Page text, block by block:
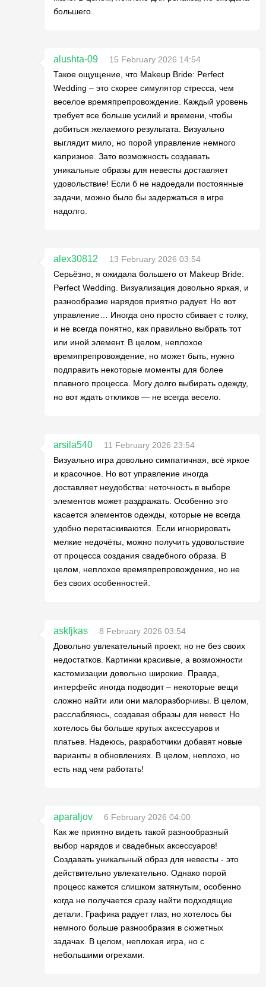
большего.
alushta-09
15 February 2026 14:54
Такое ощущение, что Makeup Bride: Perfect
Wedding – это скорее симулятор стресса, чем
веселое времяпрепровождение. Каждый уровень
требует все больше усилий и времени, чтобы
добиться желаемого результата. Визуально
выглядит мило, но порой управление немного
капризное. Зато возможность создавать
уникальные образы для невесты доставляет
удовольствие! Если б не надоедали постоянные
задачи, можно было бы задержаться в игре
надолго.
alex30812
13 February 2026 03:54
Серьёзно, я ожидала большего от Makeup Bride:
Perfect Wedding. Визуализация довольно яркая, и
разнообразие нарядов приятно радует. Но вот
управление… Иногда оно просто сбивает с толку,
и не всегда понятно, как правильно выбрать тот
или иной элемент. В целом, неплохое
времяпрепровождение, но может быть, нужно
подправить некоторые моменты для более
плавного процесса. Могу долго выбирать одежду,
но вот ждать откликов — не всегда весело.
arsila540
11 February 2026 23:54
Визуально игра довольно симпатичная, всё яркое
и красочное. Но вот управление иногда
доставляет неудобства: неточность в выборе
элементов может раздражать. Особенно это
касается элементов одежды, которые не всегда
удобно перетаскиваются. Если игнорировать
мелкие недочёты, можно получить удовольствие
от процесса создания свадебного образа. В
целом, неплохое времяпрепровождение, но не
без своих особенностей.
askfjkas
8 February 2026 03:54
Довольно увлекательный проект, но не без своих
недостатков. Картинки красивые, а возможности
кастомизации довольно широкие. Правда,
интерфейс иногда подводит – некоторые вещи
сложно найти или они малоразборчивы. В целом,
расслабляюсь, создавая образы для невест. Но
хотелось бы больше крутых аксессуаров и
платьев. Надеюсь, разработчики добавят новые
варианты в обновлениях. В целом, неплохо, но
есть над чем работать!
aparaljov
6 February 2026 04:00
Как же приятно видеть такой разнообразный
выбор нарядов и свадебных аксессуаров!
Создавать уникальный образ для невесты - это
действительно увлекательно. Однако порой
процесс кажется слишком затянутым, особенно
когда не получается сразу найти подходящие
детали. Графика радует глаз, но хотелось бы
немного больше разнообразия в сюжетных
задачах. В целом, неплохая игра, но с
небольшими огрехами.